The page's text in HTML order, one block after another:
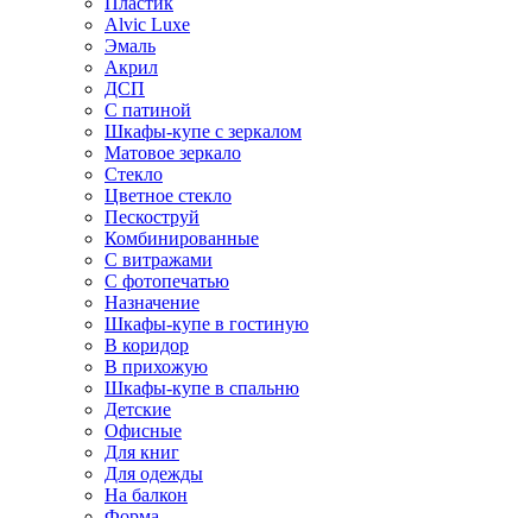
Alvic Luxe
Эмаль
Акрил
ДСП
С патиной
Шкафы-купе с зеркалом
Матовое зеркало
Стекло
Цветное стекло
Пескоструй
Комбинированные
С витражами
С фотопечатью
Назначение
Шкафы-купе в гостиную
В коридор
В прихожую
Шкафы-купе в спальню
Детские
Офисные
Для книг
Для одежды
На балкон